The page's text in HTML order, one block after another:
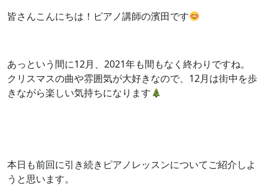
皆さんこんにちは！ピアノ講師の濱田です
あっという間に12月、2021年も間もなく終わりですね。
クリスマスの曲や雰囲気が大好きなので、12月は街中を歩
きながら楽しい気持ちになります
本日も前回に引き続きピアノレッスンについてご紹介しよ
うと思います。